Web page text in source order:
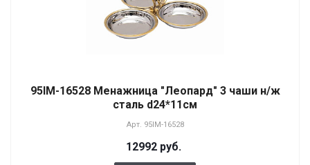
95IM-16528 Менажница "Леопард" 3 чаши н/ж
сталь d24*11см
Арт. 95IM-16528
12992 руб.